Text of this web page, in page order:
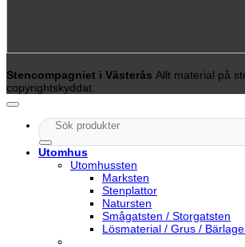
Stencompagniet i Västerås Allt material på
copyrightskyddat.
Sök
efter:
Utomhus
Utomhussten
Marksten
Stenplattor
Natursten
Smågatsten / Storgatsten
Lösmaterial / Grus /